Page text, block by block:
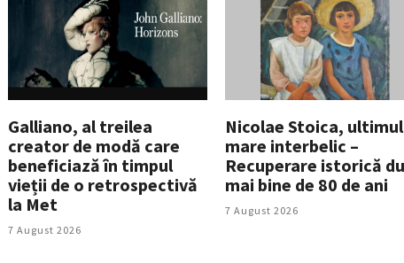
Galliano, al treilea
creator de modă care
beneficiază în timpul
vieții de o retrospectivă
la Met
7 August 2026
Nicolae Stoica, ultimul
mare interbelic –
Recuperare istorică
mai bine de 80 de ani
7 August 2026